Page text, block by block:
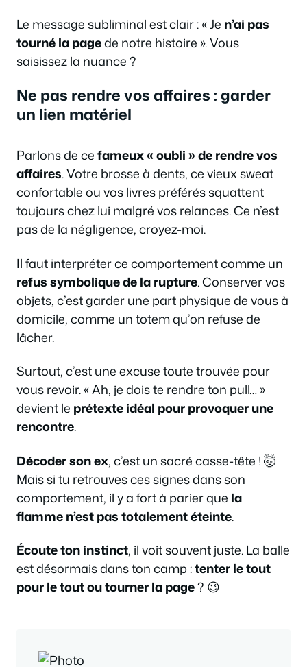
Le message subliminal est clair : « Je n’ai pas
tourné la pagede notre histoire ». Vous
saisissez la nuance ?
Ne pas rendre vos affaires : garder
un lien matériel
Parlons de cefameux « oubli » de rendre vos
affaires. Votre brosse à dents, ce vieux sweat
confortable ou vos livres préférés squattent
toujours chez lui malgré vos relances. Ce n’est
pas de la négligence, croyez-moi.
Il faut interpréter ce comportement comme un
refus symbolique de la rupture. Conserver vos
objets, c’est garder une part physique de vous à
domicile, comme un totem qu’on refuse de
lâcher.
Surtout, c’est une excuse toute trouvée pour
vous revoir. « Ah, je dois te rendre ton pull… »
devient le prétexte idéal pour provoquer une
rencontre.
Décoder son ex, c’est un sacré casse-tête ! 🤯
Mais si tu retrouves ces signes dans son
comportement, il y a fort à parier que la
flamme n’est pas totalement éteinte.
Écoute ton instinct, il voit souvent juste. La balle
est désormais dans ton camp :tenter le tout
pour le tout ou tourner la page? 😉